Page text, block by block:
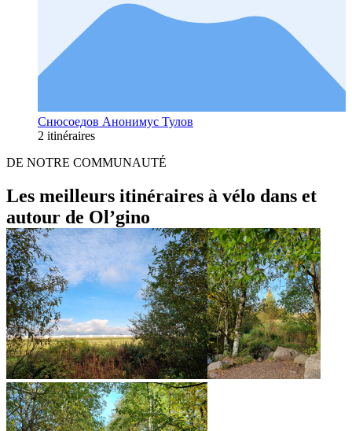
Снюсоедов Анонимус Тулов
2 itinéraires
DE NOTRE COMMUNAUTÉ
Les meilleurs itinéraires à vélo dans et
autour de Ol’gino